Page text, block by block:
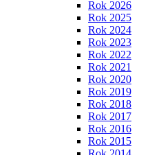
Rok 2026
Rok 2025
Rok 2024
Rok 2023
Rok 2022
Rok 2021
Rok 2020
Rok 2019
Rok 2018
Rok 2017
Rok 2016
Rok 2015